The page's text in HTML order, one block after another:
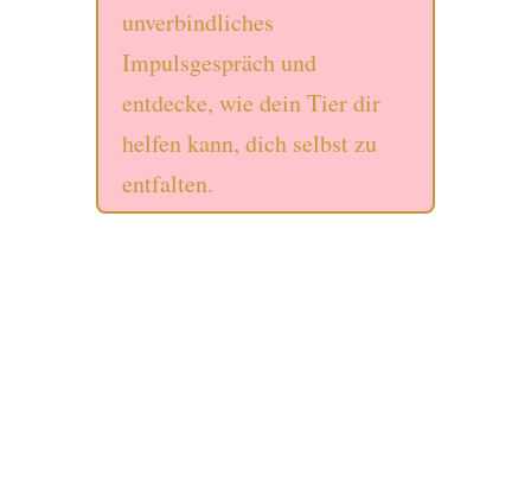
unverbindliches
Impulsgespräch und
entdecke, wie dein Tier dir
helfen kann, dich selbst zu
entfalten.